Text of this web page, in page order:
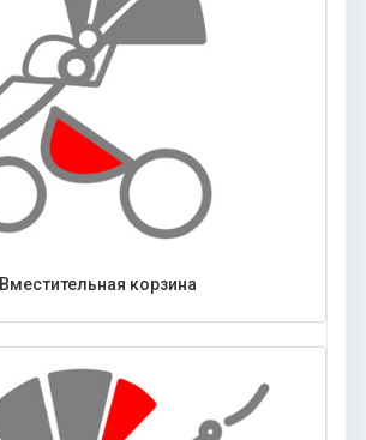
Вместительная корзина